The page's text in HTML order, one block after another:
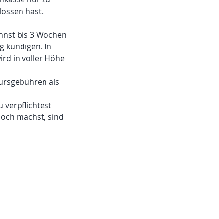
hast.
bis 3 Wochen
kündigen. In
in voller Höhe
als
verpflichtest
machst, sind